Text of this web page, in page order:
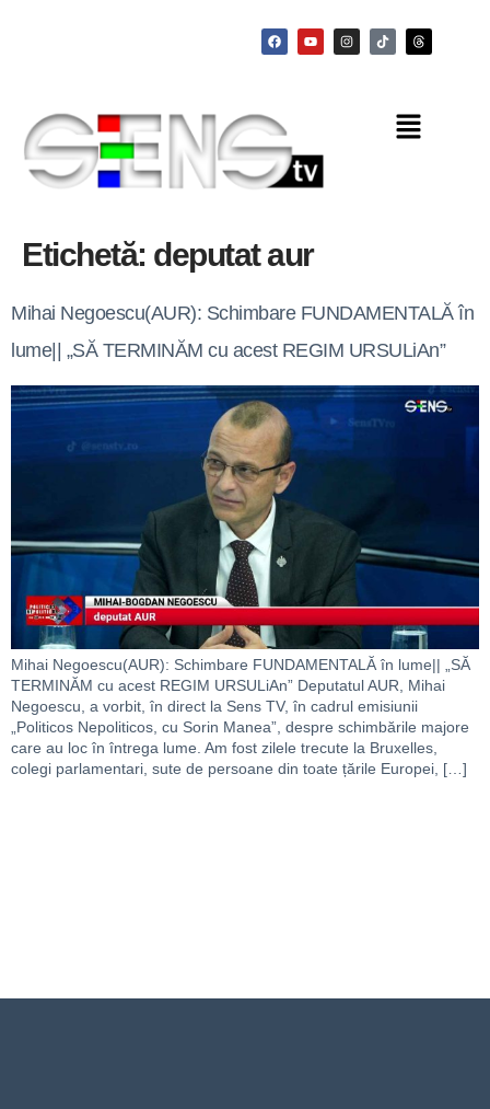
Etichetă: deputat aur
Mihai Negoescu(AUR): Schimbare FUNDAMENTALĂ în
lume|| „SĂ TERMINĂM cu acest REGIM URSULiAn”
Mihai Negoescu(AUR): Schimbare FUNDAMENTALĂ în lume|| „SĂ
TERMINĂM cu acest REGIM URSULiAn” Deputatul AUR, Mihai
Negoescu, a vorbit, în direct la Sens TV, în cadrul emisiunii
„Politicos Nepoliticos, cu Sorin Manea”, despre schimbările majore
care au loc în întrega lume. Am fost zilele trecute la Bruxelles,
colegi parlamentari, sute de persoane din toate țările Europei, […]